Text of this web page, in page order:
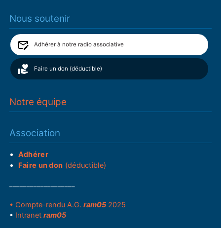
Nous soutenir
Adhérer à notre radio associative
Faire un don (déductible)
Notre équipe
Association
Adhérer
Faire un don (déductible)
• Compte-rendu A.G.ram05 2025
• Intranetram05